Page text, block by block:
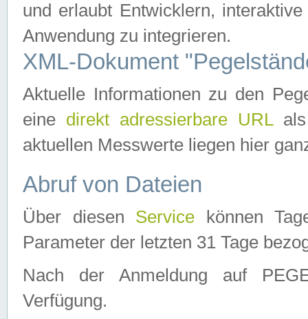
und erlaubt Entwicklern,
Anwendung zu integrieren.
XML-Dokument
Aktuelle Informationen zu den
eine direkt adressierbare URLals
aktuellen Messwerte liegen hier
Abruf von Dateien
Über diesen Service können
Parameter der letzten 31 Tage
Nach der Anmeldung auf
Verfügung.